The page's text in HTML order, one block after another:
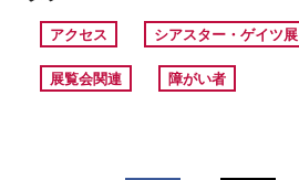
アクセス シアスター・ゲイツ展
展覧会関連 障がい者